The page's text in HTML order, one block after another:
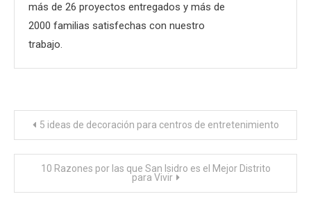
más de 26 proyectos entregados y más de
2000 familias satisfechas con nuestro
trabajo.
Navegación
de
entradas
5 ideas de decoración para centros de entretenimiento
10 Razones por las que San Isidro es el Mejor Distrito
para Vivir